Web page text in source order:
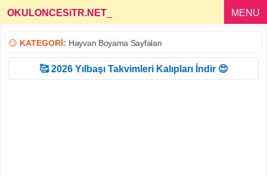
OKULONCESiTR.NET MENU
😏 KATEGORİ: Hayvan Boyama Sayfaları
🥰 2026 Yılbaşı Takvimleri Kalıpları İndir 😍